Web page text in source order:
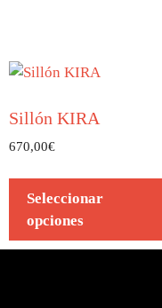
Sillón KIRA
670,00€
Seleccionar
opciones